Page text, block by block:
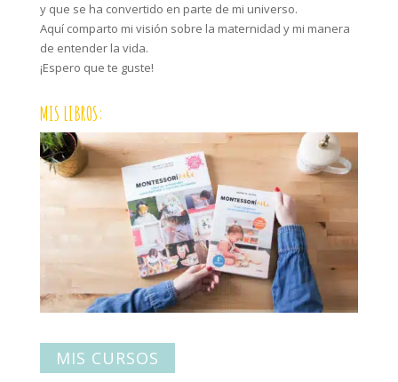
y que se ha convertido en parte de mi universo.
Aquí comparto mi visión sobre la maternidad y mi manera
de entender la vida.
¡Espero que te guste!
MIS LIBROS:
MIS CURSOS